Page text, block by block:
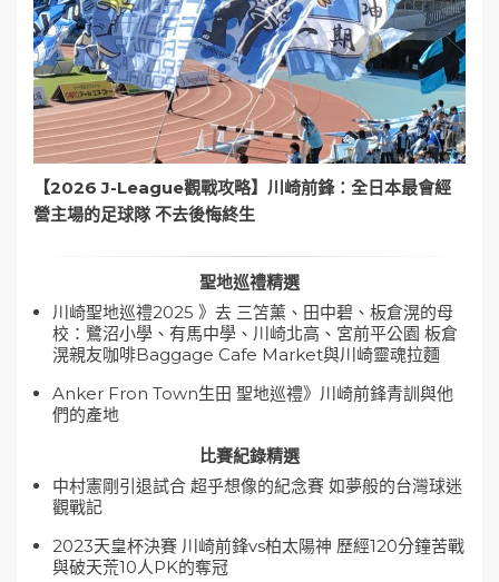
【2026 J-League觀戰攻略】川崎前鋒：全日本最會經
營主場的足球隊 不去後悔終生
聖地巡禮精選
川崎聖地巡禮2025 》去 三笘薰、田中碧、板倉滉的母
校：鷺沼小學、有馬中學、川崎北高、宮前平公園 板倉
滉親友咖啡Baggage Cafe Market與川崎靈魂拉麵
Anker Fron Town生田 聖地巡禮》川崎前鋒青訓與他
們的產地
比賽紀錄精選
中村憲剛引退試合 超乎想像的紀念賽 如夢般的台灣球迷
觀戰記
2023天皇杯決賽 川崎前鋒vs柏太陽神 歷經120分鐘苦戰
與破天荒10人PK的奪冠